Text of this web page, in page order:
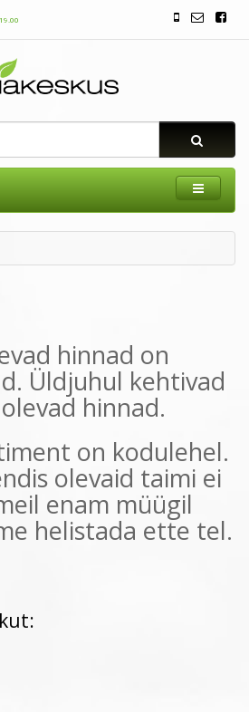
hinnad on
Üldjuhul kehtivad
hinnad.
on kodulehel.
olevaid taimi ei
enam müügil
helistada ette tel.